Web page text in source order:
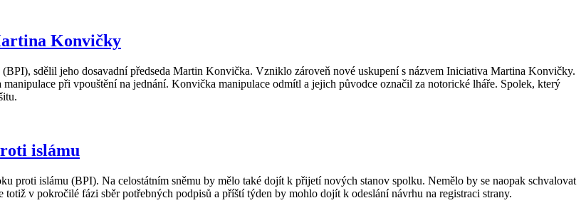
Konvičky
sdělil jeho dosavadní předseda Martin Konvička. Vzniklo zároveň nové uskupení s názvem Iniciativa Martina Konvičky.
při vpouštění na jednání. Konvička manipulace odmítl a jejich původce označil za notorické lháře. Spolek, který
islámu
proti islámu (BPI). Na celostátním sněmu by mělo také dojít k přijetí nových stanov spolku. Nemělo by se naopak schvalovat
v pokročilé fázi sběr potřebných podpisů a příští týden by mohlo dojít k odeslání návrhu na registraci strany.